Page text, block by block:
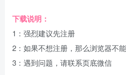
下载说明：
1：强烈建议先注册
2：如果不想注册，那么浏览器不
3：遇到问题，请联系页底微信